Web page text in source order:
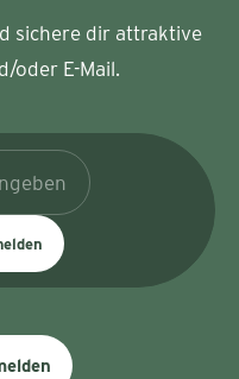
sichere dir attraktive
oder E-Mail.